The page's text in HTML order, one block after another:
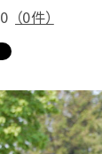
（0件）